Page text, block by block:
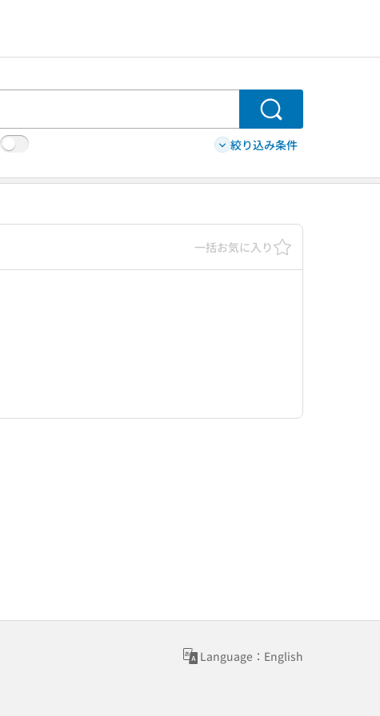
検索
絞り込み条件
一括お気に入り
Language：English